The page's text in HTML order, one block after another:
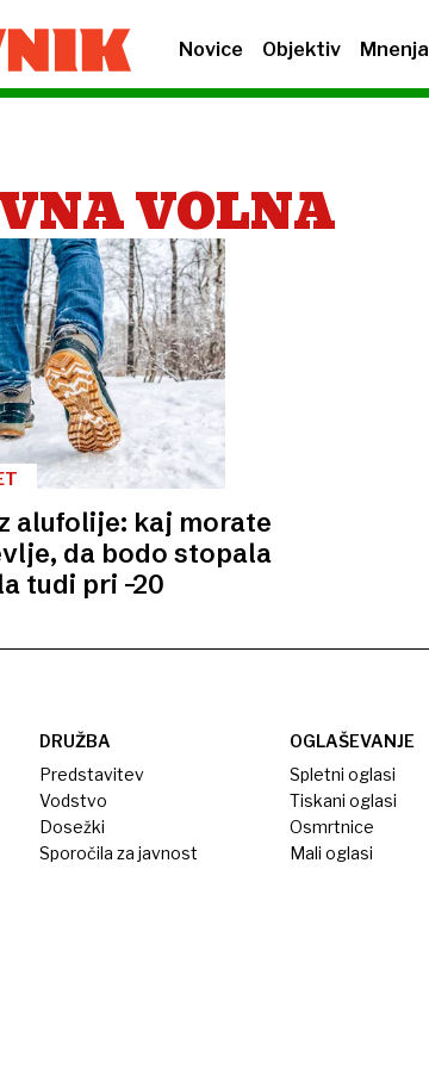
Novice Objektiv Mnenja
VOLNA
alufolije: kaj morate
da bodo stopala
tudi pri –20
DRUŽBA
Predstavitev
Vodstvo
Dosežki
Sporočila za javnost
OGLAŠEVANJE
Spletni oglasi
Tiskani oglasi
Osmrtnice
Mali oglasi